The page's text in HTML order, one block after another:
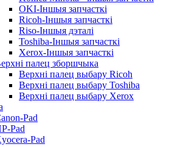
OKI-Іншыя запчасткі
Ricoh-Іншыя запчасткі
Riso-Іншыя дэталі
Toshiba-Іншыя запчасткі
Xerox-Іншыя запчасткі
палец зборшчыка
Верхні палец выбару Ricoh
Верхні палец выбару Toshiba
Верхні палец выбару Xerox
Pad
Pad
Pad